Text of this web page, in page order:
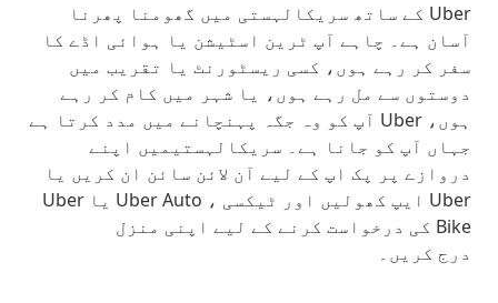
Uber کے ساتھ سریکالہستی میں گھومنا پھرنا
آسان ہے۔ چاہے آپ ٹرین اسٹیشن یا ہوائی اڈے کا
سفر کر رہے ہوں، کسی ریسٹورنٹ یا تقریب میں
دوستوں سے مل رہے ہوں، یا شہر میں کام کر رہے
ہوں، Uber آپ کو وہ جگہ پہنچانے میں مدد کرتا ہے
جہاں آپ کو جانا ہے۔ سریکالہستیمیں اپنے
دروازے پر پک اپ کے لیے آن لائن سائن ان کریں یا
Uber ایپ کھولیں اور ٹیکسی ، Uber Auto یا Uber
Bike کی درخواست کرنے کے لیے اپنی منزل
درج کریں۔